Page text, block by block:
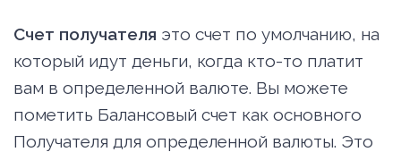
Счет получателя это счет по умолчанию, на
который идут деньги, когда кто-то платит
вам в определенной валюте. Вы можете
пометить Балансовый счет как основного
Получателя для определенной валюты. Это